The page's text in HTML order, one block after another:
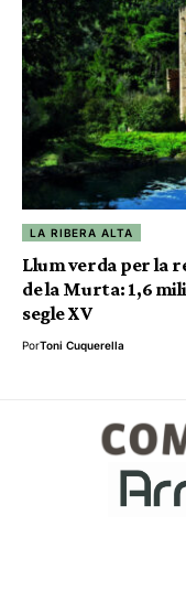
LA RIBERA ALTA
Llum verda per la
de la Murta: 1,6
segle XV
PorToni Cuquerella